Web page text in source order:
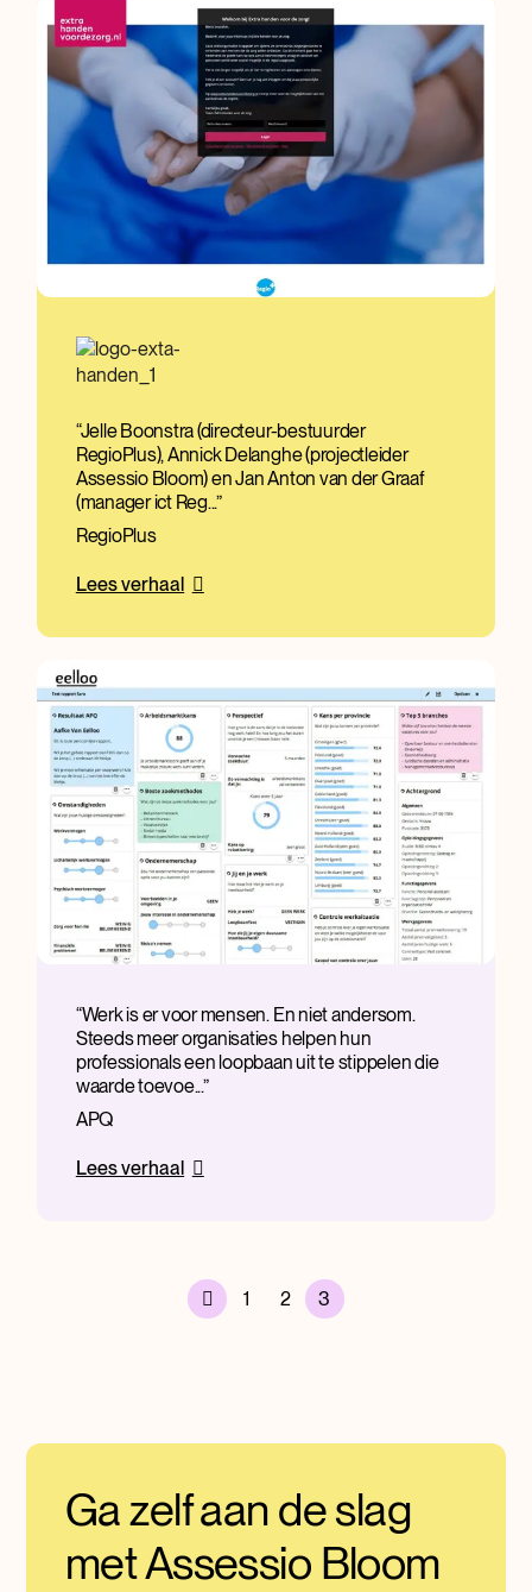
RegioPlus
Jelle Boonstra (directeur-bestuurder
RegioPlus), Annick Delanghe (projectleider
Assessio Bloom) en Jan Anton van der Graaf
(manager ict Reg...
Lees verhaal
APQ
Werk is er voor mensen. En niet andersom.
Steeds meer organisaties helpen hun
professionals een loopbaan uit te stippelen die
waarde toevoe...
Lees verhaal
1 2 3
Ga zelf aan de slag
met Assessio Bloom